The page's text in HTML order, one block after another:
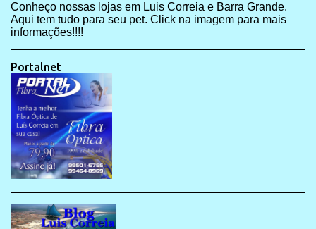
Conheço nossas lojas em Luis Correia e Barra Grande.
Aqui tem tudo para seu pet. Click na imagem para mais
informações!!!!
Portalnet